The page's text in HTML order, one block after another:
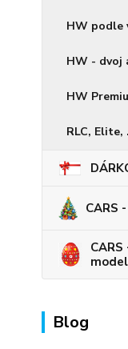
HW podle
HW - dvoj
HW
RLC, Elite,
CARS
Blog